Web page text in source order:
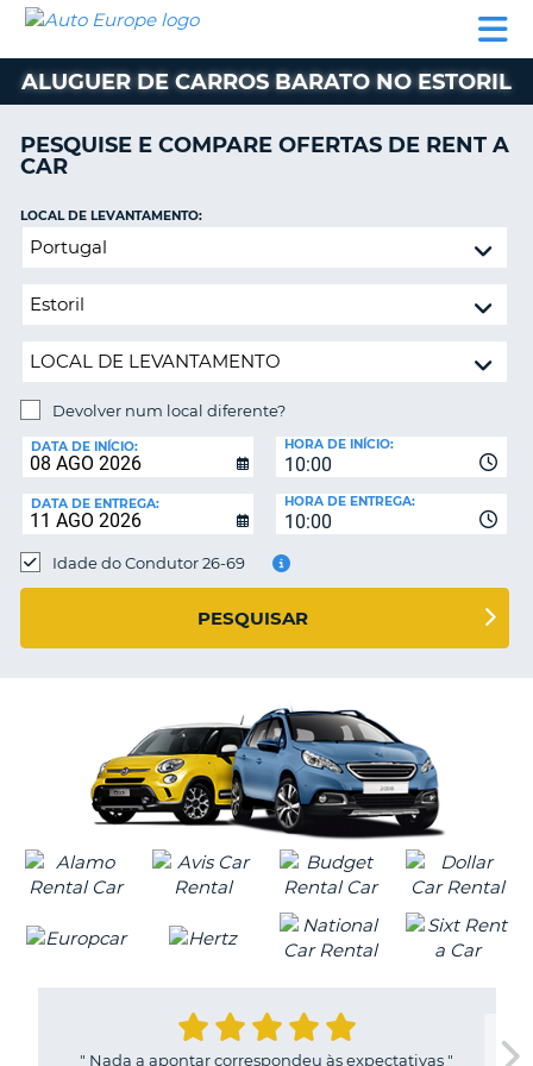
ALUGUER
CARROS
ALUGUER
CARAVANAS
E
AUTO
EUROPE
ALUGUER
CARROS
ALUGUER
DE
AUTO-
PARCEIROS
A
CONTA
A
MINHA
RESERVA
PORTUGAL
ALUGUER DE CARROS BARATO NO ESTORIL
PESQUISE E COMPARE OFERTAS DE RENT A
CAR
Devolver
local
LOCAL DE LEVANTAMENTO:
Devolver num local diferente?
DE
DEVOLUÇÃO:
DATA DE INÍCIO:
10:00
HORA DE INÍCIO:
DATA DE ENTREGA:
10:00
HORA DE ENTREGA:
Idade do Condutor 26-69
PESQUISAR
" Nada a apontar correspondeu às expectativas"